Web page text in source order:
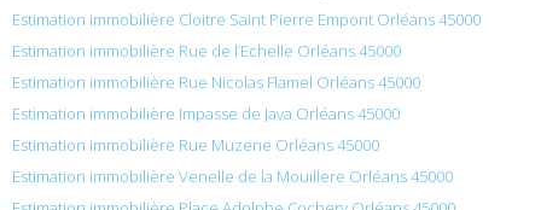
Estimation immobilière Cloitre Saint Pierre Empont Orléans 45000
Estimation immobilière Rue de l’Echelle Orléans 45000
Estimation immobilière Rue Nicolas Flamel Orléans 45000
Estimation immobilière Impasse de Java Orléans 45000
Estimation immobilière Rue Muzene Orléans 45000
Estimation immobilière Venelle de la Mouillere Orléans 45000